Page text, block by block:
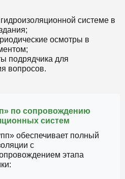
системе в
осмотры в
подрядчика для
вопросов.
по сопровождению
систем
обеспечивает полный
с
этапа